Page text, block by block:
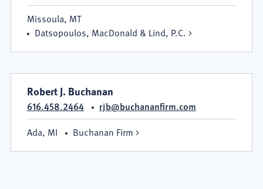
Missoula, MT
Datsopoulos, MacDonald & Lind, P.C.
Robert J. Buchanan
616.458.2464 rjb@buchananfirm.com
Ada, MI Buchanan Firm